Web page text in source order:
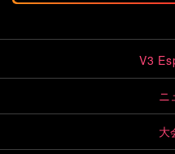
V3
ニ
大